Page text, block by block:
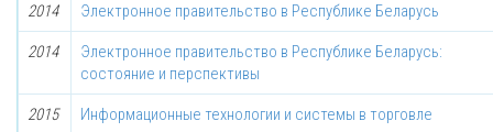
2014 Электронное правительство в Республике Беларусь
2014
Электронное правительство в Республике Беларусь:
состояние и перспективы
2015 Информационные технологии и системы в торговле